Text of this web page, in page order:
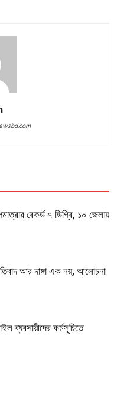
রেকর্ড ৭ ডিগ্রি, ১০ জেলায়
আর দাঙ্গা এক নয়, আলোচনা
ব্যবসায়ীদের কর্মসূচিতে